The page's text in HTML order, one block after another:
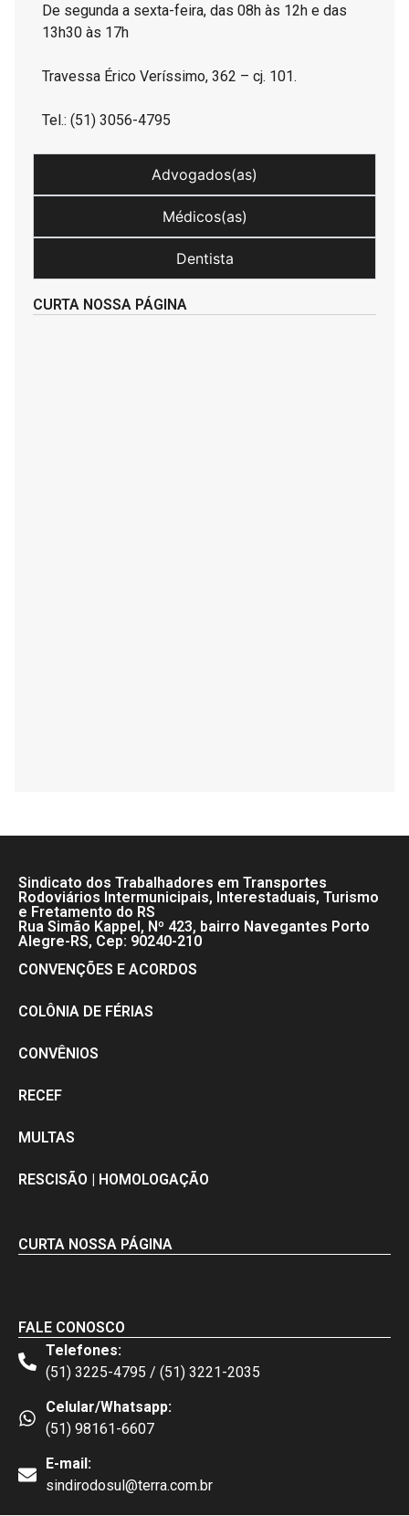
De segunda a sexta-feira, das 08h às 12h e das
13h30 às 17h
Travessa Érico Veríssimo, 362 – cj. 101.
Tel.: (51) 3056-4795
Advogados(as)
Médicos(as)
Dentista
CURTA NOSSA PÁGINA
Sindicato dos Trabalhadores em Transportes
Rodoviários Intermunicipais, Interestaduais, Turismo
e Fretamento do RS
Rua Simão Kappel, Nº 423, bairro Navegantes Porto
Alegre-RS, Cep: 90240-210
CONVENÇÕES E ACORDOS
COLÔNIA DE FÉRIAS
CONVÊNIOS
RECEF
MULTAS
RESCISÃO | HOMOLOGAÇÃO
CURTA NOSSA PÁGINA
FALE CONOSCO
Telefones:
(51) 3225-4795 / (51) 3221-2035
Celular/Whatsapp:
(51) 98161-6607
E-mail:
sindirodosul@terra.com.br